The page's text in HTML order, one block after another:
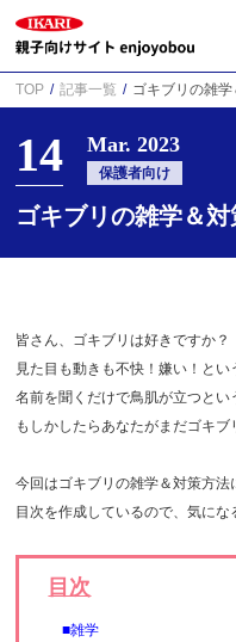
TOP 記事一覧 ゴキブリの雑学
14 Mar. 2023
保護者向け
ゴキブリの雑学＆対
皆さん、ゴキブリは好きですか？
見た目も動きも不快！嫌い！と
名前を聞くだけで鳥肌が立つとい
もしかしたらあなたがまだゴキ
今回はゴキブリの雑学＆対策方法
目次を作成しているので、気にな
目次
■雑学